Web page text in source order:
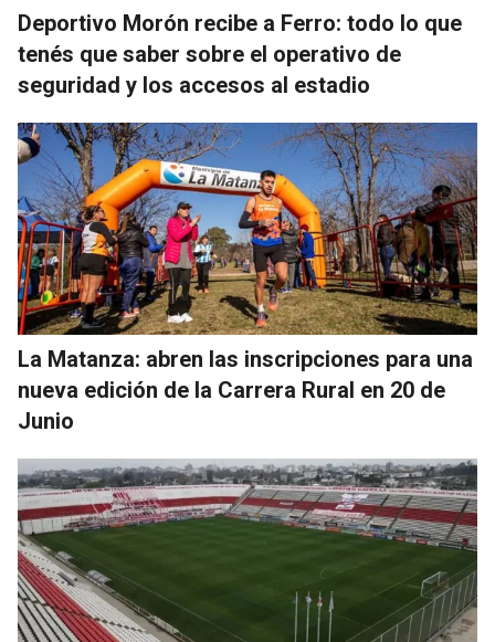
Deportivo Morón recibe a Ferro: todo lo que
tenés que saber sobre el operativo de
seguridad y los accesos al estadio
La Matanza: abren las inscripciones para una
nueva edición de la Carrera Rural en 20 de
Junio